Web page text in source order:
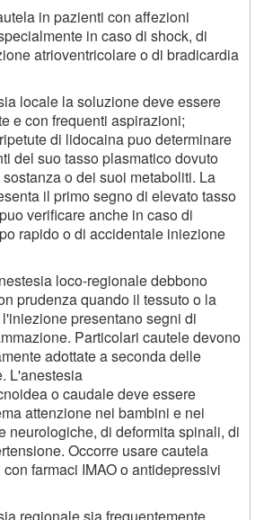
in pazienti con affezioni
in caso di shock, di
atrioventricolare o di bradicardia
locale la soluzione deve essere
e con frequenti aspirazioni;
di lidocaina puo determinare
del suo tasso plasmatico dovuto
o dei suoi metaboliti. La
il primo segno di elevato tasso
verificare anche in caso di
rapido o di accidentale iniezione
loco-regionale debbono
prudenza quando il tessuto o la
presentano segni di
Particolari cautele devono
adottate a seconda delle
L'anestesia
o caudale deve essere
attenzione nei bambini e nei
neurologiche, di deformita spinali, di
Occorre usare cautela
farmaci IMAO o antidepressivi
regionale sia frequentemente